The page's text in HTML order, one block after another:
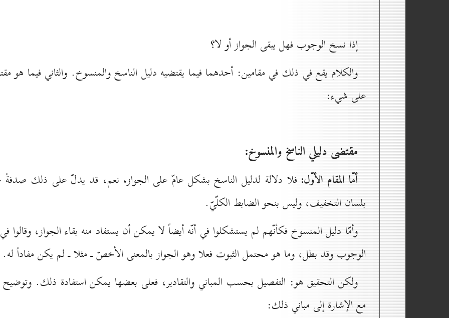
إذا نسخ الوجوب فهل يبقى الجواز أو لا؟
والكلام يقع في ذلك في مقامين: أحدهما فيما يقتضيه دليل الناسخ والمنسوخ. والثاني فيما هو
على شيء:
مقتضى دليلي الناسخ والمنسوخ:
أمّا المقام الأوّل: فلا دلالة لدليل الناسخ بشكل عامّ على الجواز. نعم، قد يدلّ على ذلك صدفةً
بلسان التخفيف، وليس بنحو الضابط الكلّيّ.
وأمّا دليل المنسوخ فكأنّهم لم يستشكلوا في أنّه أيضاً لا يمكن أن يستفاد منه بقاء الجواز،
الوجوب وقد بطل، وما هو محتمل الثبوت فعلا وهو الجواز بالمعنى الأخصّ ـ مثلا ـ لم يكن مفاداً له.
ولكن التحقيق هو: التفصيل بحسب المباني والتقادير، فعلى بعضها يمكن استفادة ذلك. وتوضيح
مع الإشارة إلى مباني ذلك: